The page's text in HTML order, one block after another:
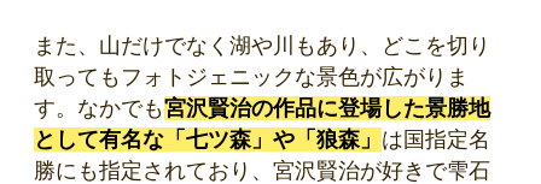
また、山だけでなく湖や川もあり、どこを切り
取ってもフォトジェニックな景色が広がりま
す。なかでも宮沢賢治の作品に登場した景勝地
として有名な「七ツ森」や「狼森」 は国指定名
勝にも指定されており、宮沢賢治が好きで雫石